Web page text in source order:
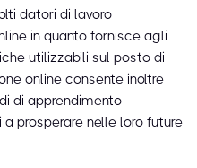
datori di lavoro
in quanto fornisce agli
utilizzabili sul posto di
online consente inoltre
di apprendimento
prosperare nelle loro future